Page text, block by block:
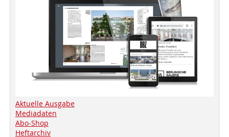
Aktuelle Ausgabe
Mediadaten
Abo-Shop
Heftarchiv